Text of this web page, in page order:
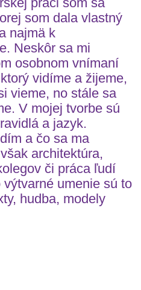
som dala vlastný
najmä k
Neskôr sa mi
osobnom vnímaní
vidíme a žijeme,
vieme, no stále sa
V mojej tvorbe sú
a jazyk.
a čo sa ma
architektúra,
či práca ľudí
umenie sú to
hudba, modely